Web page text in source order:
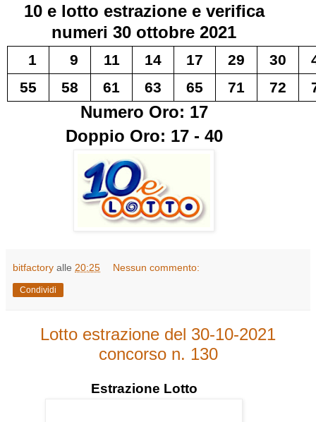
10 e lotto estrazione e verifica
numeri 30 ottobre 2021
1 9 11 14 17 29 30
55
58 61 63 65 71 72
Numero Oro: 17
Doppio Oro: 17 - 40
bitfactory alle 20:25 Nessun commento:
Condividi
Lotto estrazione del 30-10-2021
concorso n. 130
Estrazione Lotto